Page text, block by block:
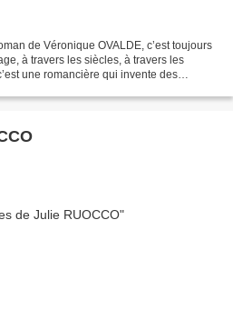
de Véronique OVALDE, c’est toujours
à travers les siècles, à travers les
une romancière qui invente des